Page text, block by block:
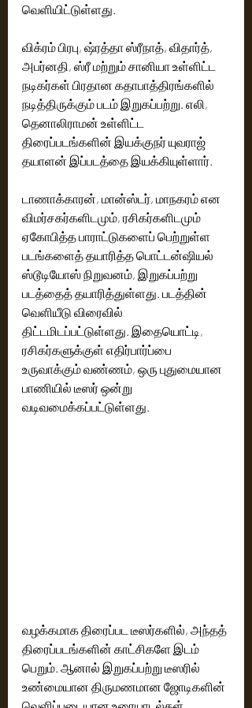
வெளியிட்டுள்ளது.
விக்ரம் பிரபு, ஷ்ரத்தா ஸ்ரீநாத், விதார்த்,
அபர்னதி, ஸ்ரீ மற்றும் சானியா உள்ளிட்ட
நடிகர்கள் பிரதான கதாபாத்திரங்களில்
நடித்திருக்கும் படம் இறுகப்பற்று. எலி,
தெனாலிராமன் உள்ளிட்ட
திரைப்படங்களின் இயக்குநர் யுவராஜ்
தயாளன் இப்படத்தை இயக்கியுள்ளார்.
டாணாக்காரன், மான்ஸ்டர், மாநகரம் என
விமர்சகர்களிடமும், ரசிகர்களிடமும்
ஏகோபித்த பாராட்டுகளைப் பெற்றுள்ள
படங்களைத் தயாரித்த பொட்டன்ஷியல்
ஸ்டூடியோஸ் நிறுவனம், இறுகப்பற்று
படத்தைத் தயாரித்துள்ளது. படத்தின்
வெளியீடு விரைவில்
திட்டமிடப்பட்டுள்ளது. இதையொட்டி,
ரசிகர்களுக்குள் எதிர்பார்ப்பை
உருவாக்கும் வண்ணம், ஒரு புதுமையான
பாணியில் டீஸர் ஒன்று
வடிவமைக்கப்பட்டுள்ளது.
வழக்கமாக திரைப்பட டீஸர்களில், அந்தத்
திரைப்படங்களின் காட்சிகளே இடம்
பெறும். ஆனால் இறுகப்பற்று டீஸரில்
உண்மையான திருமணமான ஜோடிகளின்